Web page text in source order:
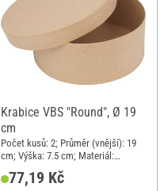
Krabice VBS "Round", Ø 19
cm
Počet kusů: 2; Průměr (vnější): 19
cm; Výška: 7.5 cm; Materiál:
Papírová hmota
77,19 Kč